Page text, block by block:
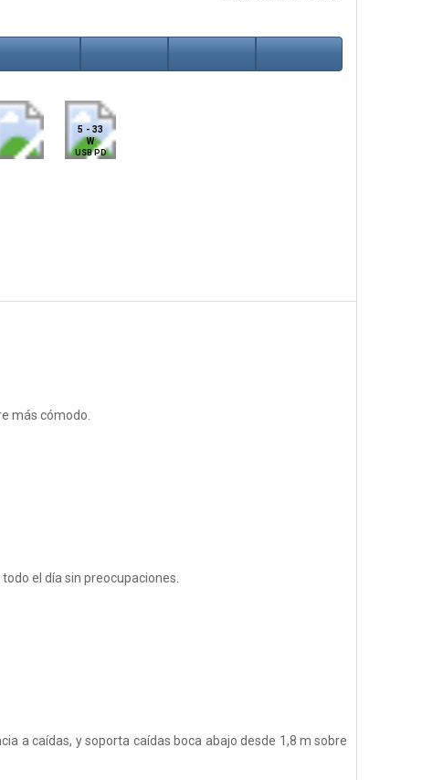
5 - 33
W
USB PD
más cómodo.
el día sin preocupaciones.
a caídas, y soporta caídas boca abajo desde 1,8 m sobre